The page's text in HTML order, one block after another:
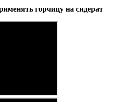
горчицу на сидерат